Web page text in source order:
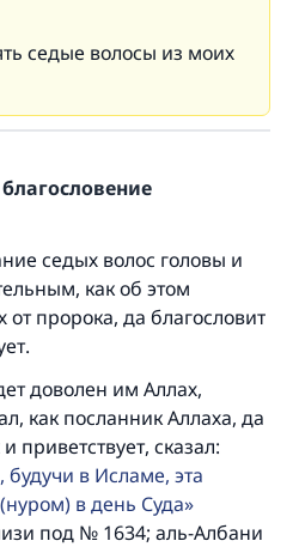
седые волосы из моих
седых волос головы и
как об этом
от пророка, да благословит
доволен им Аллах,
как посланник Аллаха, да
приветствует, сказал:
будучи в Исламе, эта
в день Суда
под № 1634; аль-Албани